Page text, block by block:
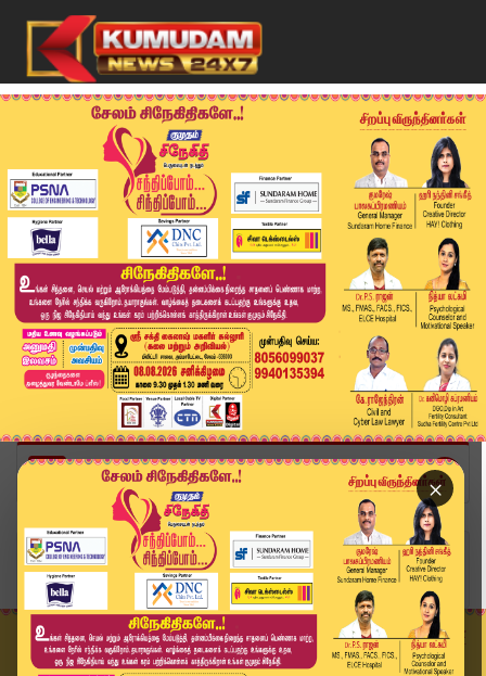
×
Home
தமிழ்நாடு
குரூப்-1, 1 ஏ தேர்வு முடிவுகள் எப்போது வெளியீட...